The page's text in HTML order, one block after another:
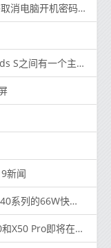
电脑开机密码方法
间有一个主要区别
新闻
的66W快速充电
Pro即将在印度推出